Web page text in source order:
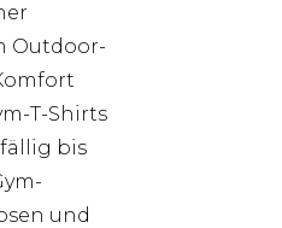
Outdoor-
T-Shirts
bis
und